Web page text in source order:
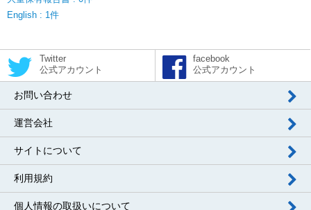
English : 1件
Twitter
公式アカウント
facebook
公式アカウント
お問い合わせ
運営会社
サイトについて
利用規約
個人情報の取扱いについて